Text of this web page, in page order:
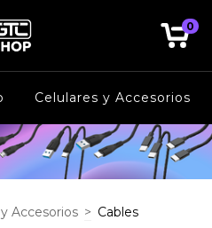
0
Celulares y Accesorios
Accesorios > Cables